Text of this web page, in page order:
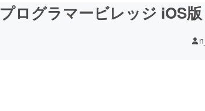
プログラマービレッジ iOS